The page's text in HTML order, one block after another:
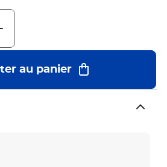
au panier